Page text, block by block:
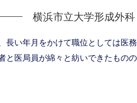
横浜市立大学形成外
い年月をかけて職位としては医
と医局員が綿々と紡いできたも